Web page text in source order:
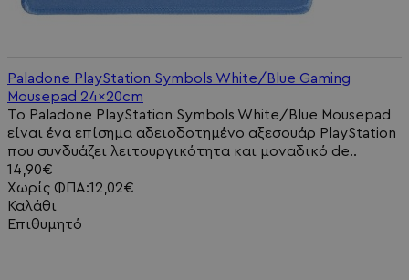
Paladone PlayStation Symbols White/Blue Gaming
Mousepad 24x20cm
Το Paladone PlayStation Symbols White/Blue Mousepad
είναι ένα επίσημα αδειοδοτημένο αξεσουάρ PlayStation
που συνδυάζει λειτουργικότητα και μοναδικό de..
14,90€
Χωρίς ΦΠΑ:12,02€
Καλάθι
Επιθυμητό